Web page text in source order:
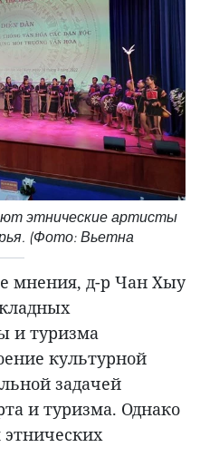
этнические артисты
(Фото: Вьетна
мнения, д-р Чан Хыу
и туризма
культурной
задачей
и туризма. Однако